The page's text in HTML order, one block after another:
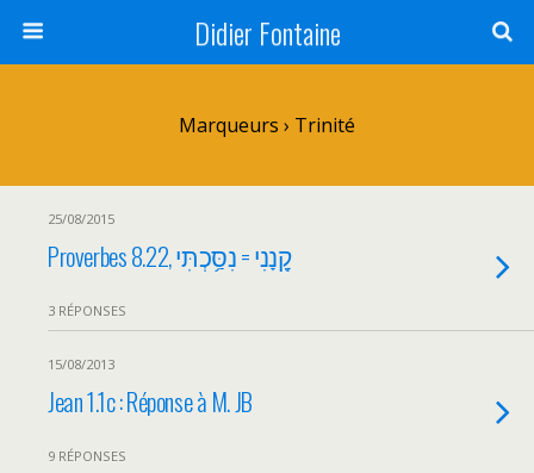
Didier Fontaine
Marqueurs › Trinité
25/08/2015
Proverbes 8.22, קָ֭נָנִי = נִסַּ֥כְתִּי
3 RÉPONSES
15/08/2013
Jean 1.1c : Réponse à M. JB
9 RÉPONSES